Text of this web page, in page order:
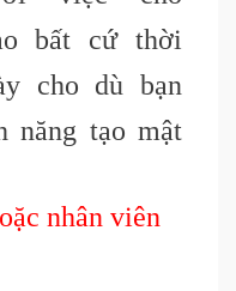
bất cứ thời
cho dù bạn
năng tạo mật
nhân viên